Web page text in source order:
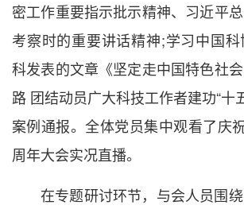
密工作重要指示批示精神、习近平
考察时的重要讲话精神;学习中国
科发表的文章《坚定走中国特色社
路 团结动员广大科技工作者建功“十
案例通报。全体党员集中观看了庆
周年大会实况直播。
在专题研讨环节，与会人员围